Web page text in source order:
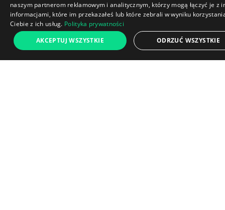
599 zł Dodaj do koszyka
naszym partnerom reklamowym i analitycznym, którzy mogą łączyć je z
informacjami, które im przekazałeś lub które zebrali w wyniku
Ciebie z ich usług. Polityka prywatności
AKCEPTUJ WSZYSTKIE
ODRZUĆ WSZYSTKIE